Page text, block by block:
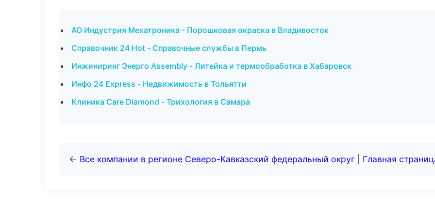
АО Индустрия Мехатроника - Порошковая окраска в Владивосток
Справочник 24 Hot - Справочные службы в Пермь
Инжиниринг Энерго Assembly - Литейка и термообработка в Хабаровск
Инфо 24 Express - Недвижимость в Тольятти
Клиника Care Diamond - Трихология в Самара
← Все компании в регионе Северо-Кавказский федеральный округ Главная